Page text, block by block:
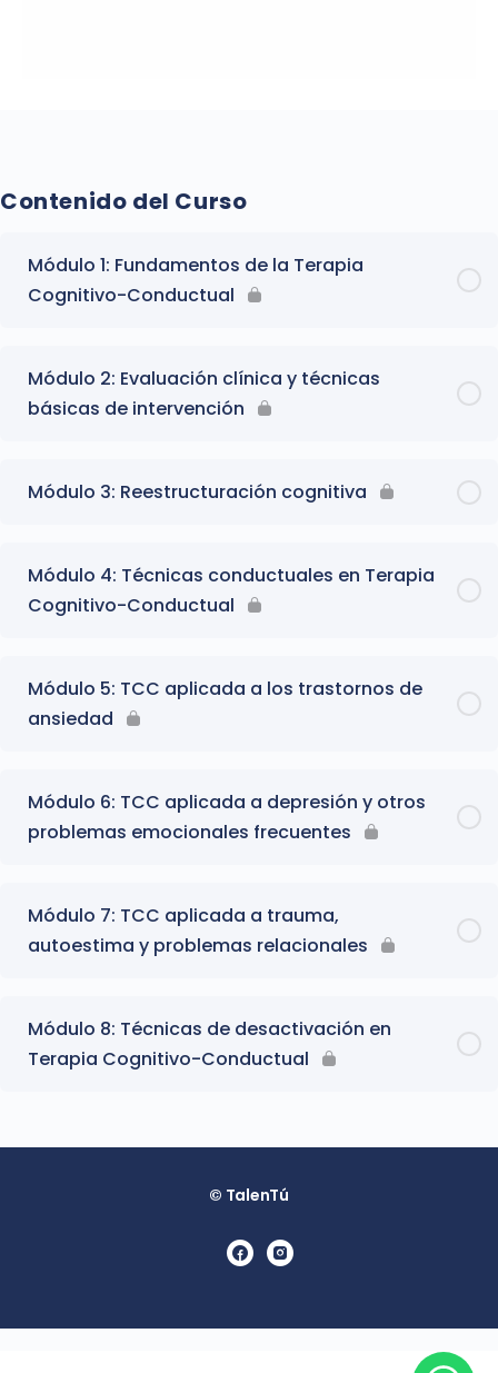
Contenido del Curso
Módulo 1: Fundamentos de la Terapia
Cognitivo-Conductual
Módulo 2: Evaluación clínica y técnicas
básicas de intervención
Módulo 3: Reestructuración cognitiva
Módulo 4: Técnicas conductuales en Terapia
Cognitivo-Conductual
Módulo 5: TCC aplicada a los trastornos de
ansiedad
Módulo 6: TCC aplicada a depresión y otros
problemas emocionales frecuentes
Módulo 7: TCC aplicada a trauma,
autoestima y problemas relacionales
Módulo 8: Técnicas de desactivación en
Terapia Cognitivo-Conductual
© TalenTú